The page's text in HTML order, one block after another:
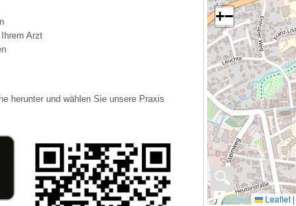
Arzt
herunter und wählen Sie unsere Praxis
🔍
+−
Leaflet |